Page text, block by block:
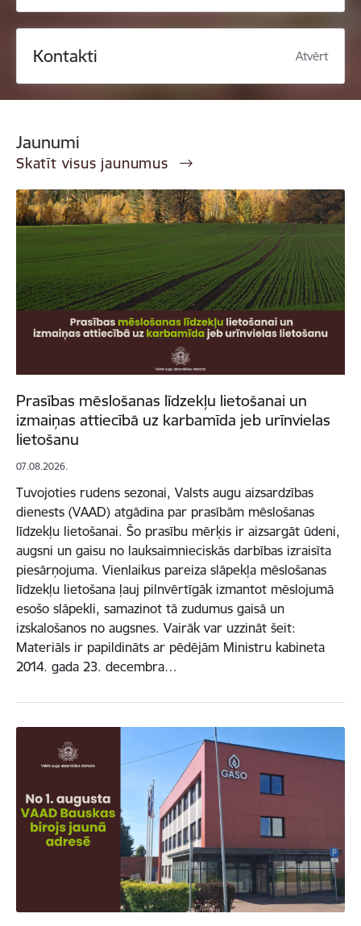
Kontakti Atvērt
Jaunumi
Skatīt visus jaunumus
Prasības mēslošanas līdzekļu lietošanai un
izmaiņas attiecībā uz karbamīda jeb urīnvielas
lietošanu
07.08.2026.
Tuvojoties rudens sezonai, Valsts augu aizsardzības
dienests (VAAD) atgādina par prasībām mēslošanas
līdzekļu lietošanai. Šo prasību mērķis ir aizsargāt ūdeni,
augsni un gaisu no lauksaimnieciskās darbības izraisīta
piesārņojuma. Vienlaikus pareiza slāpekļa mēslošanas
līdzekļu lietošana ļauj pilnvērtīgāk izmantot mēslojumā
esošo slāpekli, samazinot tā zudumus gaisā un
izskalošanos no augsnes. Vairāk var uzzināt šeit:
Materiāls ir papildināts ar pēdējām Ministru kabineta
2014. gada 23. decembra…